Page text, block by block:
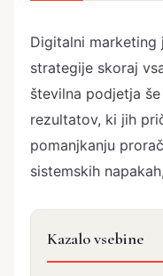
Digitalni marketing
strategije skoraj
številna podjetja
rezultatov, ki jih
pomanjkanju
sistemskih
Kazalo vsebine